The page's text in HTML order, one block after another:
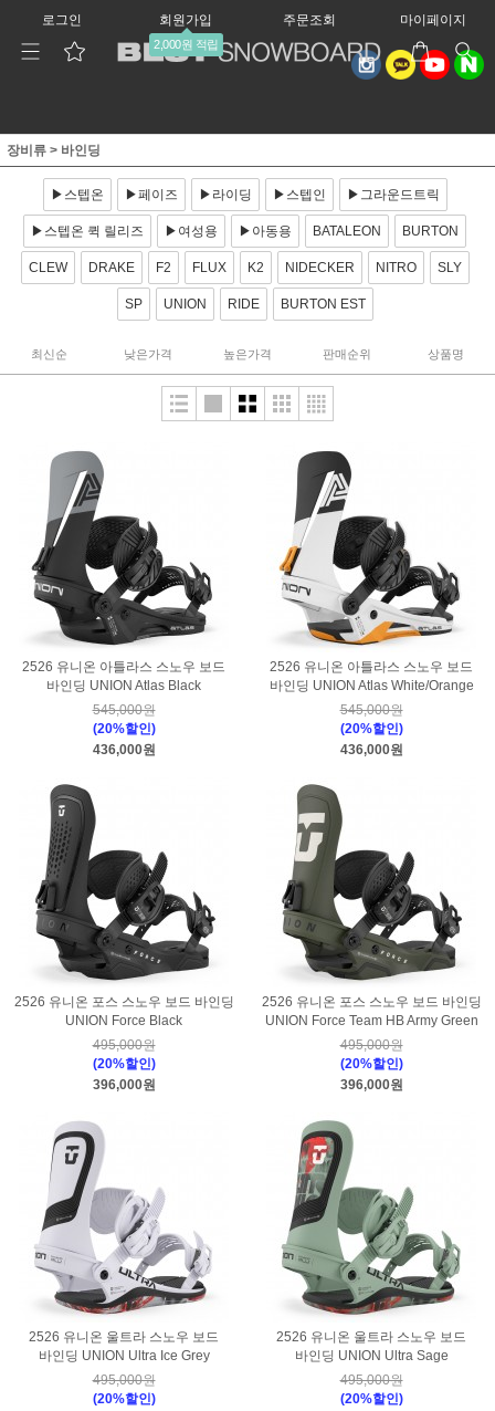
로그인 회원가입
2,000원 적립
주문조회 마이페이지
장비류 > 바인딩
▶스텝온 ▶페이즈 ▶라이딩 ▶스텝인 ▶그라운드트릭
▶스텝온 퀵 릴리즈 ▶여성용 ▶아동용 BATALEON BURTON
CLEW DRAKE F2 FLUX K2 NIDECKER NITRO SLY
SP UNION RIDE BURTON EST
최신순 낮은가격 높은가격 판매순위 상품명
2526 유니온 아틀라스 스노우 보드
바인딩 UNION Atlas Black
545,000원
(20%할인)
436,000원
2526 유니온 아틀라스 스노우 보드
바인딩 UNION Atlas White/Orange
545,000원
(20%할인)
436,000원
2526 유니온 포스 스노우 보드 바인딩
UNION Force Black
495,000원
(20%할인)
396,000원
2526 유니온 포스 스노우 보드 바인딩
UNION Force Team HB Army Green
495,000원
(20%할인)
396,000원
2526 유니온 울트라 스노우 보드
바인딩 UNION Ultra Ice Grey
495,000원
(20%할인)
2526 유니온 울트라 스노우 보드
바인딩 UNION Ultra Sage
495,000원
(20%할인)